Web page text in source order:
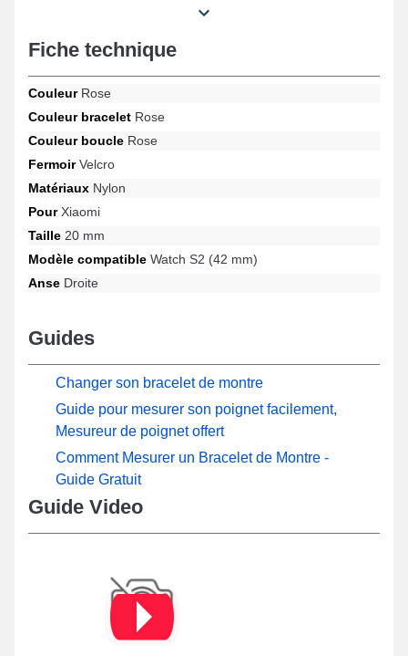
mm. Robuste, ce bracelet en fait une alternative appropriée en
de ce genre de bracelet pour montre a été conçu pour les
amateurs qui exigent un mélange subtil entre élégance et
durabilité, ce produit correspond parfaitement aux critères des
amateurs de mode. Ce style de bracelet pour montre connectée
format de Watch S2 (42 mm) et bien davantage de la marque
Xiaomi. À l'aide de sa flexibilité, ce bracelet montre intelligente
Xiaomi s'harmonise naturellement à la référence unique Watch
Fiche technique
CouleurRose
Couleur bracelet Rose
Couleur boucle Rose
FermoirVelcro
Matériaux Nylon
PourXiaomi
Taille 20 mm
Modèle compatible Watch S2 (42 mm)
Anse Droite
Guides
Changer son bracelet de montre
Guide pour mesurer son poignet facilement,
Mesureur de poignet offert
Comment Mesurer un Bracelet de Montre -
Guide Gratuit
Guide Video